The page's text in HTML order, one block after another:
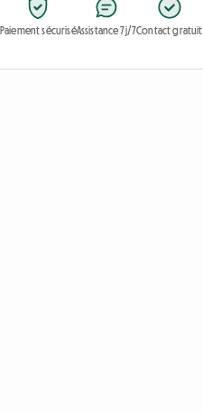
Paiement sécuriséAssistance 7j/7Contact gratuit